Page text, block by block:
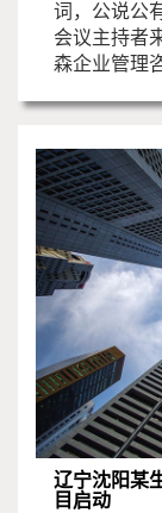
词，公说公
会议主持者
森企业管理咨
辽宁沈阳某
目启动